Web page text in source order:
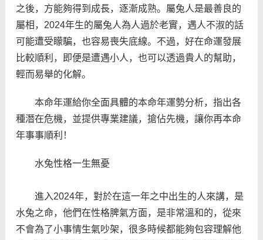
之後，方能夠得到成長，逐漸成熟。屬兔人是最善良的
屬相，2024年生的屬兔人為人過於老實，遇人不淑的話
可能遭受矇騙，也容易喪失底線。不過，好在命運發展
比較順利，即便是遭遇小人，也可以透過貴人的幫助，
輕而易舉的化解。
本命年運給你全面具體的本命年運勢分析，指出各
種潛在危機，並提供專業建議，搶佔先機，讓你再本命
年事事順利！
水兔性格一生無憂
進入2024年，對於在這一年之中出生的人來講，是
水兔之命，他們在性格脾氣方面，是非常溫和的，從來
不會為了小事情生氣吵架，很多時候都能夠包容理解他